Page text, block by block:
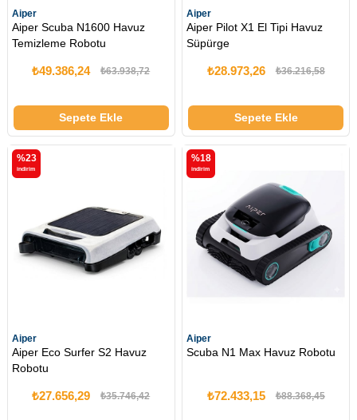
Aiper
Aiper Scuba N1600 Havuz
Temizleme Robotu
₺49.386,24 ₺63.938,72
Sepete Ekle
Aiper
Aiper Pilot X1 El Tipi Havuz
Süpürge
₺28.973,26 ₺36.216,58
Sepete Ekle
Aiper
Aiper Eco Surfer S2 Havuz
Robotu
₺27.656,29 ₺35.746,42
%23
i̇ndirim
Aiper
Scuba N1 Max Havuz Robotu
₺72.433,15 ₺88.368,45
%18
i̇ndirim